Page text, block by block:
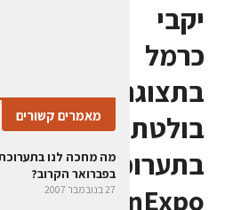
יקבי
כרמל
בתצוגה
בולטת
בתערוכת
IsraWinExpo
מאמרים קשורים
בפברואר הקרוב?
27 בנובמבר 2007